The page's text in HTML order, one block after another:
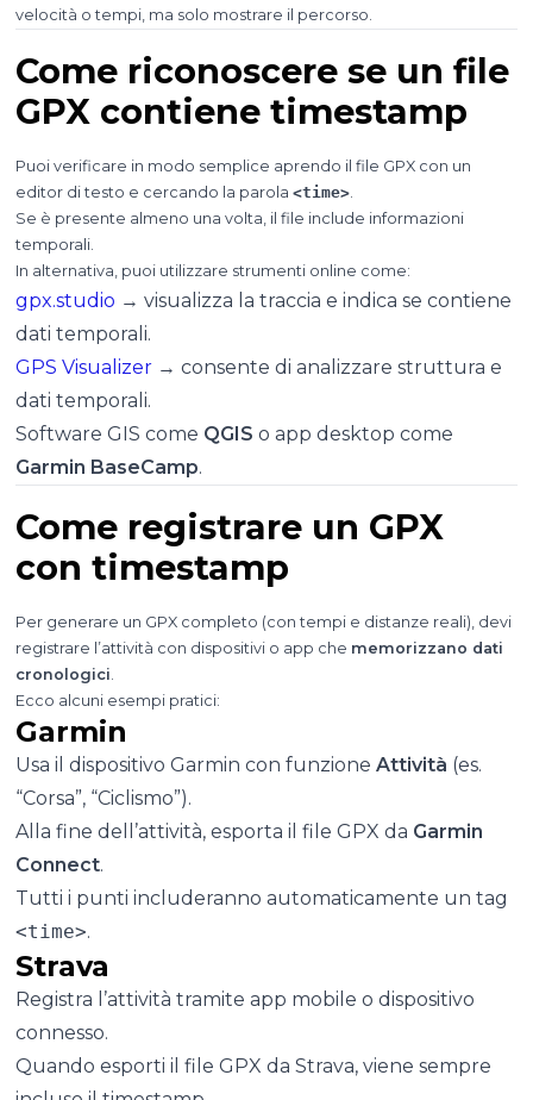
velocità o tempi, ma solo mostrare il percorso.
Come riconoscere se un file
GPX contiene timestamp
Puoi verificare in modo semplice aprendo il file GPX con un
editor di testo e cercando la parola <time>.
Se è presente almeno una volta, il file include informazioni
temporali.
In alternativa, puoi utilizzare strumenti online come:
gpx.studio → visualizza la traccia e indica se contiene
dati temporali.
GPS Visualizer→ consente di analizzare struttura e
dati temporali.
Software GIS come QGIS o app desktop come
Garmin BaseCamp.
Come registrare un GPX
con timestamp
Per generare un GPX completo (con tempi e distanze reali), devi
registrare l’attività con dispositivi o app che memorizzano dati
cronologici.
Ecco alcuni esempi pratici:
Garmin
Usa il dispositivo Garmin con funzione Attività (es.
“Corsa”, “Ciclismo”).
Alla fine dell’attività, esporta il file GPX da Garmin
Connect.
Tutti i punti includeranno automaticamente un tag
<time>.
Strava
Registra l’attività tramite app mobile o dispositivo
connesso.
Quando esporti il file GPX da Strava, viene sempre